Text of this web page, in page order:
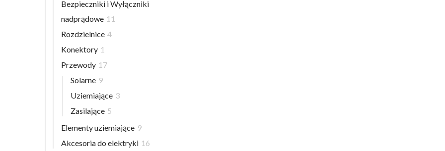
Bezpieczniki i Wyłączniki
nadprądowe 11
Rozdzielnice 4
Konektory 1
Przewody 17
Solarne 9
Uziemiające 3
Zasilające 5
Elementy uziemiające 9
Akcesoria do elektryki 16